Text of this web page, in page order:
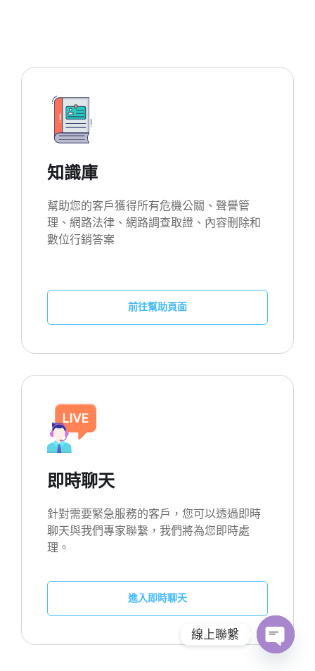
知識庫
幫助您的客戶獲得所有危機公關、聲譽管
理、網路法律、網路調查取證、內容刪除和
數位行銷答案
前往幫助頁面
即時聊天
針對需要緊急服務的客戶，您可以透過即時
聊天與我們專家聯繫，我們將為您即時處
理。
進入即時聊天
線上聯繫